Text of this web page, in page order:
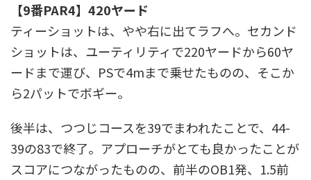
【9番PAR4】420ヤード
ティーショットは、やや右に出てラフへ。セカンド
ショットは、ユーティリティで220ヤードから60ヤ
ードまで運び、PSで4mまで乗せたものの、そこか
ら2パットでボギー。
後半は、つつじコースを39でまわれたことで、44-
39の83で終了。アプローチがとても良かったことが
スコアにつながったものの、前半のOB1発、1.5前